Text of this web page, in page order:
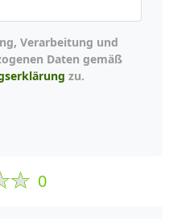
Daten gemäß
zu.
0